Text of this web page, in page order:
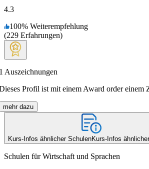
4.3
100% Weiterempfehlung
(229 Erfahrungen)
Auszeichnungen
Profil ist mit einem Award order einem
mehr dazu
Kurs-Infos ähnlicher SchulenKurs-Infos
Schulen für Wirtschaft und Sprachen